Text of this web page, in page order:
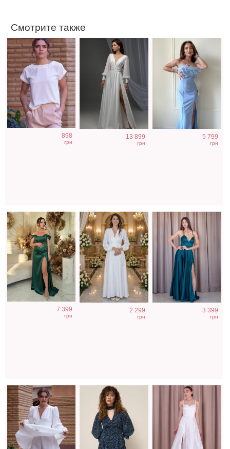
Смотрите также
898
грн
13 899
грн
5 799
грн
Вечернее
7 399
грн
Длинное белое
вечернее платье
на запах для
2 299
грн
Нарядное
атласное платье
изумрудного
3 399
грн
Коктейльное
короткое платье-
шорты белого
Легкое
шифоновое
короткое платье
Атласное
длинное платье
на бретелях в